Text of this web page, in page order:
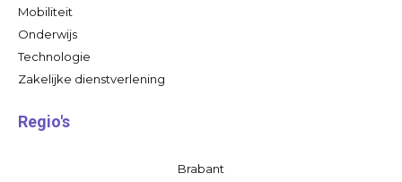
Mobiliteit
Onderwijs
Technologie
Zakelijke dienstverlening
Regio's
Brabant